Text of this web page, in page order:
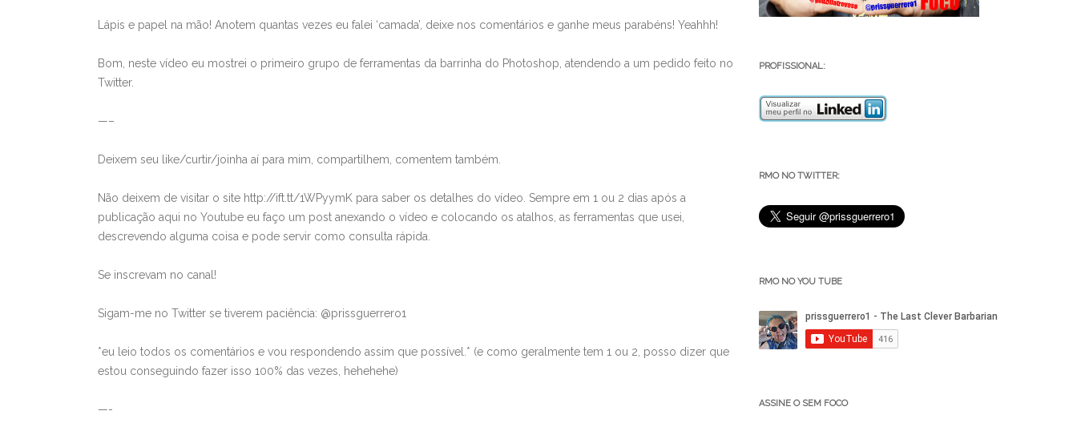
Lápis e papel na mão! Anotem quantas vezes eu falei ‘camada’, deixe nos comentários e ganhe meus parabéns! Yeahhh!
Bom, neste vídeo eu mostrei o primeiro grupo de ferramentas da barrinha do Photoshop, atendendo a um pedido feito no
Twitter.
—–
Deixem seu like/curtir/joinha aí para mim, compartilhem, comentem também.
Não deixem de visitar o site http://ift.tt/1WPyymK para saber os detalhes do vídeo. Sempre em 1 ou 2 dias após a
publicação aqui no Youtube eu faço um post anexando o vídeo e colocando os atalhos, as ferramentas que usei,
descrevendo alguma coisa e pode servir como consulta rápida.
Se inscrevam no canal!
Sigam-me no Twitter se tiverem paciência: @prissguerrero1
*eu leio todos os comentários e vou respondendo assim que possível.* (e como geralmente tem 1 ou 2, posso dizer que
estou conseguindo fazer isso 100% das vezes, hehehehe)
—-
PROFISSIONAL:
RMO NO TWITTER:
RMO NO YOU TUBE
ASSINE O SEM FOCO